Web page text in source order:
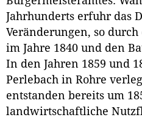
Jahrhunderts erfuhr das
Veränderungen, so
im Jahre 1840 und den
In den Jahren 1859 und
Perlebach in Rohre
entstanden bereits um
landwirtschaftliche